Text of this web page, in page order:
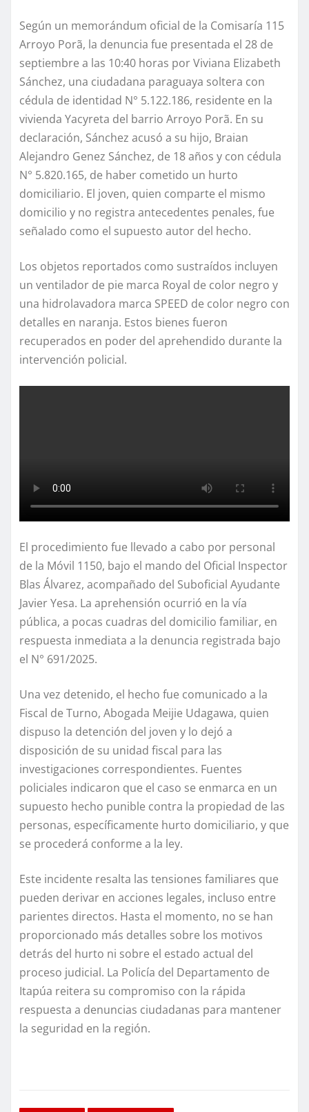
Según un memorándum oficial de la Comisaría 115
Arroyo Porã, la denuncia fue presentada el 28 de
septiembre a las 10:40 horas por Viviana Elizabeth
Sánchez, una ciudadana paraguaya soltera con
cédula de identidad N° 5.122.186, residente en la
vivienda Yacyreta del barrio Arroyo Porã. En su
declaración, Sánchez acusó a su hijo, Braian
Alejandro Genez Sánchez, de 18 años y con cédula
N° 5.820.165, de haber cometido un hurto
domiciliario. El joven, quien comparte el mismo
domicilio y no registra antecedentes penales, fue
señalado como el supuesto autor del hecho.
Los objetos reportados como sustraídos incluyen
un ventilador de pie marca Royal de color negro y
una hidrolavadora marca SPEED de color negro con
detalles en naranja. Estos bienes fueron
recuperados en poder del aprehendido durante la
intervención policial.
El procedimiento fue llevado a cabo por personal
de la Móvil 1150, bajo el mando del Oficial Inspector
Blas Álvarez, acompañado del Suboficial Ayudante
Javier Yesa. La aprehensión ocurrió en la vía
pública, a pocas cuadras del domicilio familiar, en
respuesta inmediata a la denuncia registrada bajo
el N° 691/2025.
Una vez detenido, el hecho fue comunicado a la
Fiscal de Turno, Abogada Meijie Udagawa, quien
dispuso la detención del joven y lo dejó a
disposición de su unidad fiscal para las
investigaciones correspondientes. Fuentes
policiales indicaron que el caso se enmarca en un
supuesto hecho punible contra la propiedad de las
personas, específicamente hurto domiciliario, y que
se procederá conforme a la ley.
Este incidente resalta las tensiones familiares que
pueden derivar en acciones legales, incluso entre
parientes directos. Hasta el momento, no se han
proporcionado más detalles sobre los motivos
detrás del hurto ni sobre el estado actual del
proceso judicial. La Policía del Departamento de
Itapúa reitera su compromiso con la rápida
respuesta a denuncias ciudadanas para mantener
la seguridad en la región.